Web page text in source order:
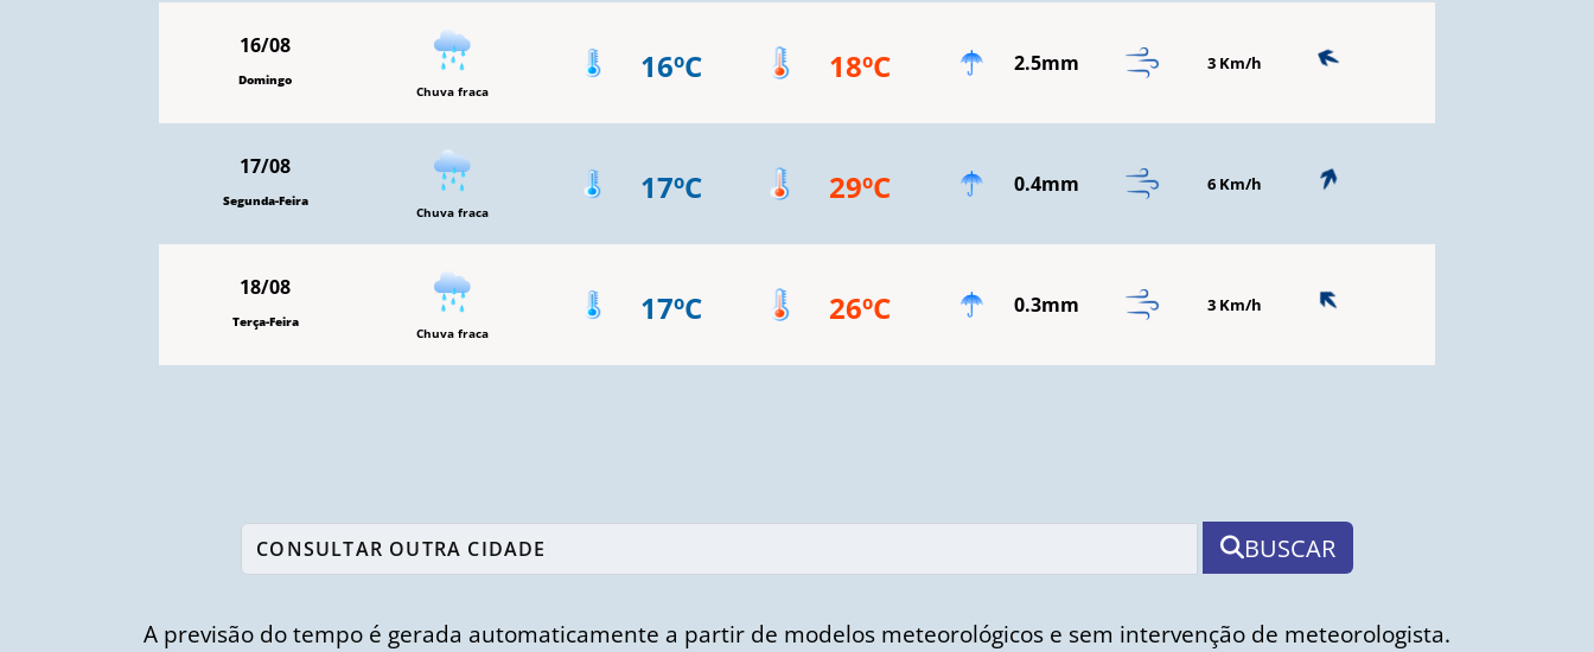
16/08
Domingo
Chuva fraca
16ºC 18ºC 2.5mm 3 Km/h
17/08
Segunda-Feira
Chuva fraca
17ºC 29ºC 0.4mm 6 Km/h
18/08
Terça-Feira
Chuva fraca
17ºC 26ºC 0.3mm 3 Km/h
BUSCAR
A previsão do tempo é gerada automaticamente a partir de modelos meteorológicos e sem intervenção de meteorologista.